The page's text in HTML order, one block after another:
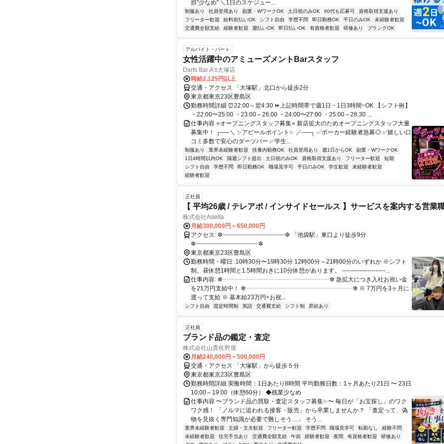
担"少なめ" ＼1日のスケジュー...
制服あり 社員登用あり 副業・WワークOK 土日祝のみOK 60代も応募可
資格取得支援あり
フリーター歓迎
給料前払いOK シフト自由 学歴不問 即日勤務OK 平日のみOK
未経験者歓迎
交通費全額支給
経験者歓迎 週払いOK 即日払いOK 有資格者歓迎 研修あり ブランクOK
アルバイト・パート
女性活躍中のアミューズメントBarスタッフ
Darts Bar A's大塚店
時給2,125円以上
交通・アクセス 「大塚駅」北口から徒歩2分
東京都東京23区豊島区
勤務時間詳細 ⏰22:00～翌4:30 ⏩上記時間帯で週1日・1日3時間~OK 【シフト例】
・22:00〜25:00 ・23:00～26:00 ・24:00〜27:00 ・25:00～28:30 ...
仕事内容 ⭐オープニングスタッフ募集⭐ 新店拡大のためオープニングスタッフ大量
募集中！ ┌──＼ ✨アピールポイント✨ ／──┐ ✅ポーカー経験者急募◎ ✅嬉しい口
コミ多数で安心のダーツバー ✅学生...
制服あり 業界未経験者歓迎 扶養内勤務OK 社員登用あり 週1日からOK
副業・WワークOK
1日4時間以内OK
隔週シフト提出 土日祝のみOK 資格取得支援あり フリーター歓迎
短期
シフト自由
学歴不問 即日勤務OK 職場見学可 平日のみOK 学生歓迎
未経験者歓迎
経験者歓迎
正社員
【 平均26歳 / テレアポ / インサイドセールス 】サービスを案内する営業
株式会社Adelta
月給300,000円～650,000円
アクセス: ✼┈┈┈┈┈┈┈┈┈┈┈┈┈┈┈┈┈┈✼ 「池袋駅」東口より徒歩9分
✼┈┈┈┈┈┈┈┈┈┈┈┈┈┈┈┈┈┈✼
東京都東京23区豊島区
勤務時間・曜日: 10時30分〜19時30分 12時00分～21時00分のいずれか ※シフト
制。昼休憩1時間と1.5時間おきに10分休憩があります。 ----------------------...
仕事内容: ✼┈┈┈┈┈┈┈┈┈┈┈┈┈┈┈┈┈┈✼ 急拡大につき入社お祝い金
を21万円支給中！ ✼┈┈┈┈┈┈┈┈┈┈┈┈┈┈┈┈┈┈✼ ※ 7万円を3ヶ月に
渡って支給 ※ 基本給23万円+お祝...
シフト自由 固定時間制 英語 交通費支給 シフト制 昇給あり
正社員
ブランド品の鑑定・査定
株式会社山貴佐野屋
月給240,000円～500,000円
交通・アクセス 「大塚駅」から徒歩５分
東京都東京23区豊島区
勤務時間詳細 実働時間：1日あたり8時間 平均勤務日数：1ヶ月あたり21日 〜 23日
10:00～19:00（休憩60分） ◆残業少なめ
仕事内容 〜ブランド品の買取・査定スタッフ募集✨〜 毎日が「お宝探し」のワク
ワク感！ 「ノルマに追われる接客・販売」から卒業しませんか？ 「査定って、偽
物を見抜く専門知識が必要で難しそう…」 そう...
業界未経験者歓迎 主婦・主夫歓迎 フリーター歓迎 学歴不問 職場見学可 転勤なし
経験不問
未経験者歓迎
住宅手当あり 交通費全額支給 午前 経験者歓迎 夜間 有資格者歓迎
研修あり